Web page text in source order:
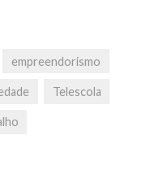
empreendorismo
Telescola